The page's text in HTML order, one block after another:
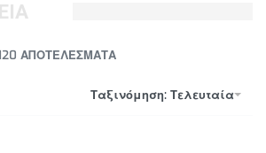
ΑΠΟΤΕΛΈΣΜΑΤΑ
Ταξινόμηση: Τελευταία